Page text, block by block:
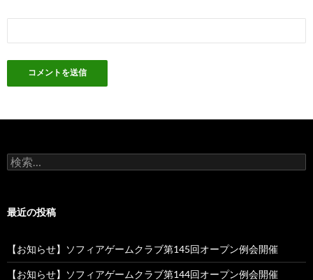
検
索:
最近の投稿
【お知らせ】ソフィアゲームクラブ第145回オープン例会開催
【お知らせ】ソフィアゲームクラブ第144回オープン例会開催